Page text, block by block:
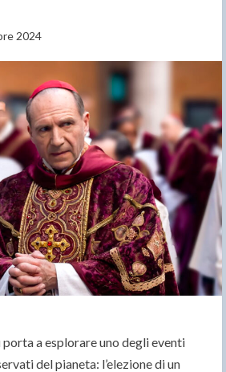
2024
porta a esplorare uno degli eventi
del pianeta: l’elezione di un